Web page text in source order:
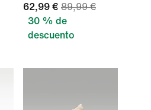
62,99 € 89,99 €
30 % de
descuento